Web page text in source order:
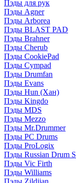
Пэды для рук
Пэды Agner
Пэды Arborea
Пэды BLAST PAD
Пэды Brahner
Пэды Cherub
Пэды CookiePad
Пэды Cympad
Пэды Drumfan
Пэды Evans
Пэды Hun (Хан)
Пэды Kingdo
Пэды MDS
Пэды Mezzo
Пэды Mr.Drummer
Пэды PC Drums
Пэды ProLogix
Пэды Russian Drum
Пэды Vic Firth
Пэды Williams
Пэды Zildjian